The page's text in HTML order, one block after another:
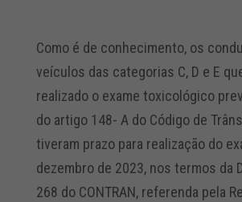
Como é de conhecimento, os
veículos das categorias C, D e E
realizado o exame toxicológico
do artigo 148- A do Código de
tiveram prazo para realização do
dezembro de 2023, nos termos da
268 do CONTRAN, referenda pela